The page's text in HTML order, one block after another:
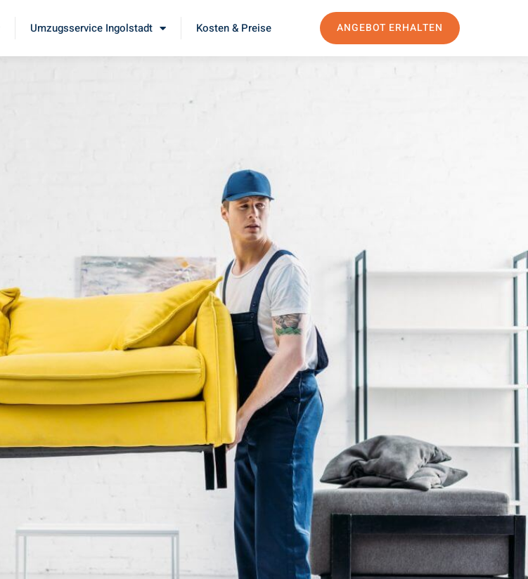
Umzugsservice Ingolstadt Kosten & Preise ANGEBOT ERHALTEN